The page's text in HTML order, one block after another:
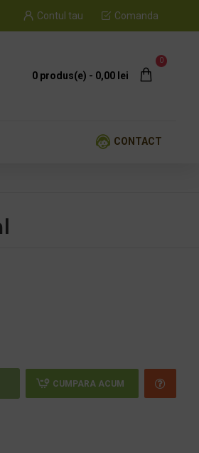
Contul tau Comanda
0 produs(e) - 0,00 lei
0
CONTACT
CUMPARA ACUM